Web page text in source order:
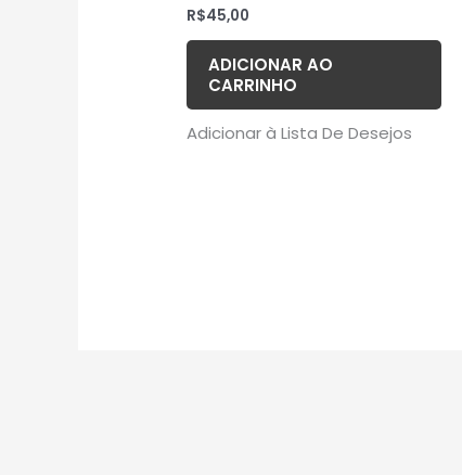
Avaliação
5.00
de 5
R$45,00
ADICIONAR AO
CARRINHO
Adicionar à Lista De Desejos